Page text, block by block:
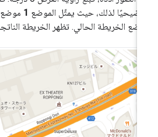
لذلك، حيث يمثّل الموضع1موضع
الخريطة الحالي. تظهر الخريطة الناتجة